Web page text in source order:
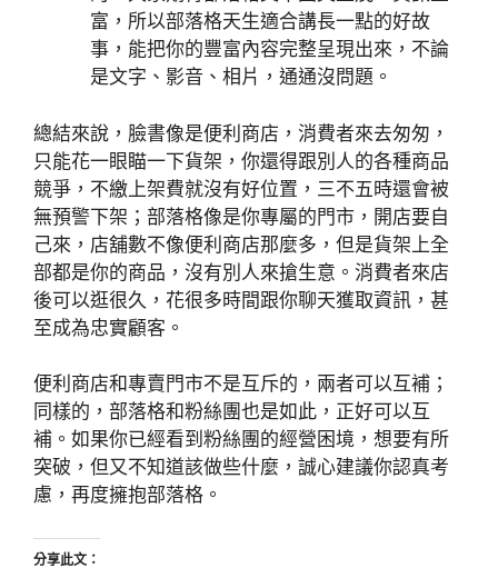
富，所以部落格天生適合講長一點的好故
事，能把你的豐富內容完整呈現出來，不論
是文字、影音、相片，通通沒問題。
總結來說，臉書像是便利商店，消費者來去匆匆，
只能花一眼瞄一下貨架，你還得跟別人的各種商品
競爭，不繳上架費就沒有好位置，三不五時還會被
無預警下架；部落格像是你專屬的門市，開店要自
己來，店舖數不像便利商店那麼多，但是貨架上全
部都是你的商品，沒有別人來搶生意。消費者來店
後可以逛很久，花很多時間跟你聊天獲取資訊，甚
至成為忠實顧客。
便利商店和專賣門市不是互斥的，兩者可以互補；
同樣的，部落格和粉絲團也是如此，正好可以互
補。如果你已經看到粉絲團的經營困境，想要有所
突破，但又不知道該做些什麼，誠心建議你認真考
慮，再度擁抱部落格。
分享此文：